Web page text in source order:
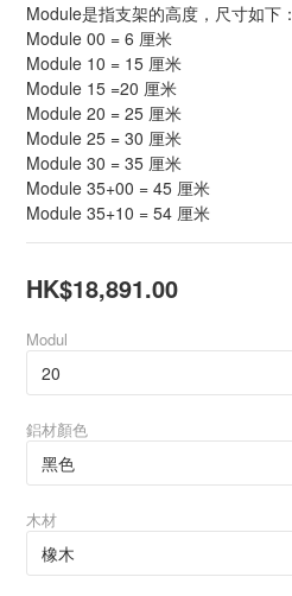
Module是指支架的高度，尺寸如下：
Module 00 = 6 厘米
Module 10 = 15 厘米
Module 15 =20 厘米
Module 20 = 25 厘米
Module 25 = 30 厘米
Module 30 = 35 厘米
Module 35+00 = 45 厘米
Module 35+10 = 54 厘米
HK$18,891.00
Modul
鋁材顏色
木材